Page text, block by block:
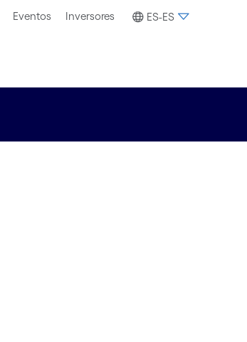
Eventos Inversores ES-ES